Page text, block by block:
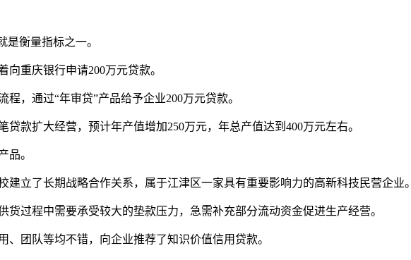
衡量指标之一。
重庆银行申请200万元贷款。
，通过“年审贷”产品给予企业200万元贷款。
款扩大经营，预计年产值增加250万元，年总产值达到400万元左右。
品。
立了长期战略合作关系，属于江津区一家具有重要影响力的高新科技民营企业。
过程中需要承受较大的垫款压力，急需补充部分流动资金促进生产经营。
团队等均不错，向企业推荐了知识价值信用贷款。